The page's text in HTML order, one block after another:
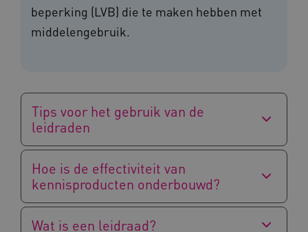
beperking (LVB) die te maken hebben met
middelengebruik.
Tips voor het gebruik van de
leidraden
Hoe is de effectiviteit van
kennisproducten onderbouwd?
Wat is een leidraad?